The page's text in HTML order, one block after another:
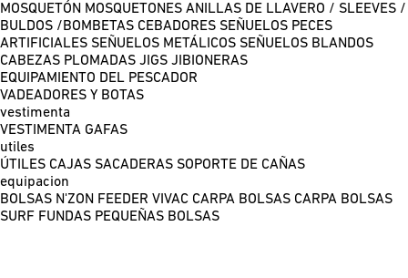
MOSQUETÓN MOSQUETONES ANILLAS DE LLAVERO / SLEEVES /
BULDOS /BOMBETAS CEBADORES SEÑUELOS PECES
ARTIFICIALES SEÑUELOS METÁLICOS SEÑUELOS BLANDOS
CABEZAS PLOMADAS JIGS JIBIONERAS
EQUIPAMIENTO DEL PESCADOR
VADEADORES Y BOTAS
vestimenta
VESTIMENTA GAFAS
utiles
ÚTILES CAJAS SACADERAS SOPORTE DE CAÑAS
equipacion
BOLSAS N'ZON FEEDER VIVAC CARPA BOLSAS CARPA BOLSAS
SURF FUNDAS PEQUEÑAS BOLSAS